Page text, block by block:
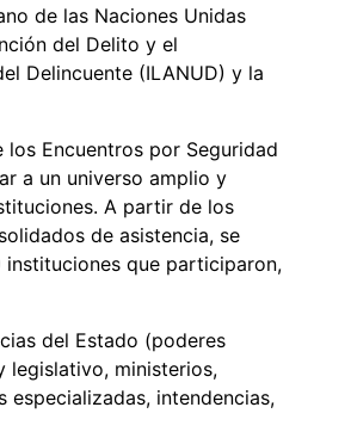
de las Naciones Unidas
del Delito y el
Delincuente (ILANUD) y la
los Encuentros por Seguridad
a un universo amplio y
A partir de los
de asistencia, se
instituciones que participaron,
del Estado (poderes
legislativo, ministerios,
especializadas, intendencias,